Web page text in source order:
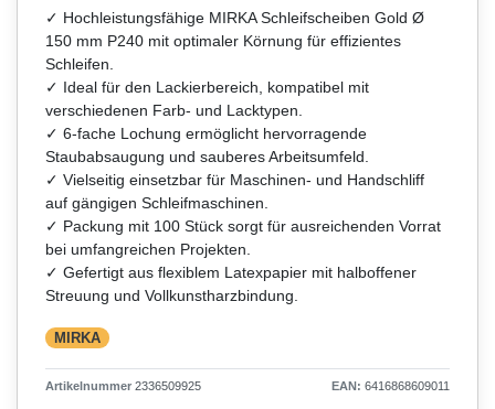
✓ Hochleistungsfähige MIRKA Schleifscheiben Gold Ø
150 mm P240 mit optimaler Körnung für effizientes
Schleifen.
✓ Ideal für den Lackierbereich, kompatibel mit
verschiedenen Farb- und Lacktypen.
✓ 6-fache Lochung ermöglicht hervorragende
Staubabsaugung und sauberes Arbeitsumfeld.
✓ Vielseitig einsetzbar für Maschinen- und Handschliff
auf gängigen Schleifmaschinen.
✓ Packung mit 100 Stück sorgt für ausreichenden Vorrat
bei umfangreichen Projekten.
✓ Gefertigt aus flexiblem Latexpapier mit halboffener
Streuung und Vollkunstharzbindung.
MIRKA
Artikelnummer 2336509925 EAN: 6416868609011